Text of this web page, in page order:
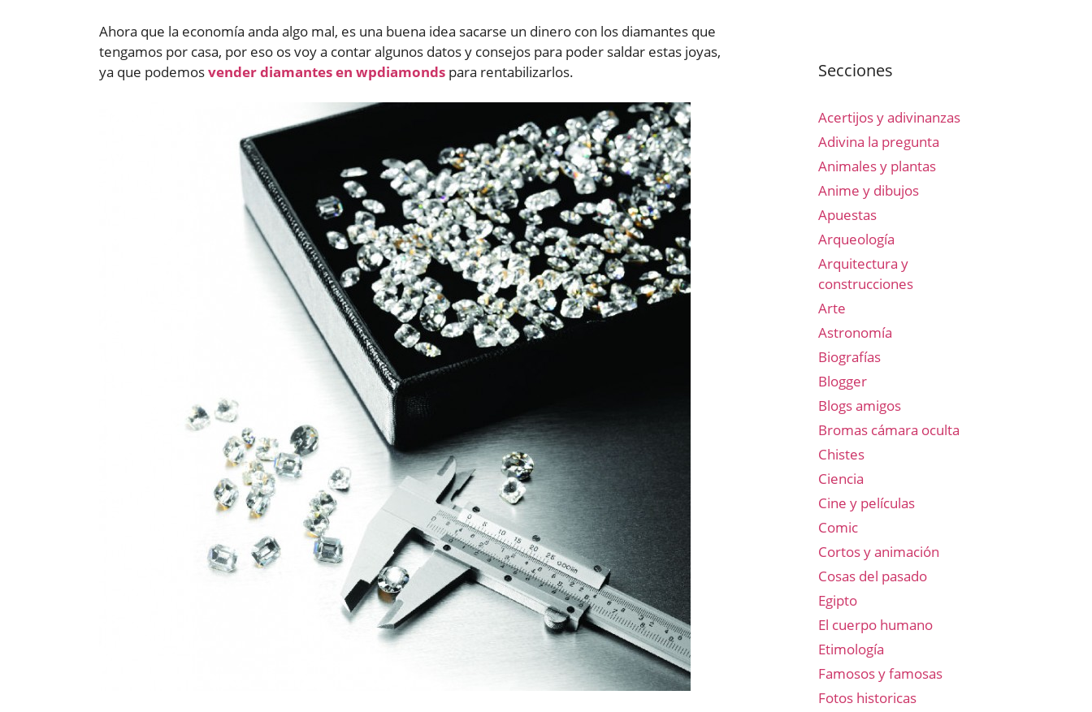
Ahora que la economía anda algo mal, es una buena idea sacarse un dinero con los diamantes que
tengamos por casa, por eso os voy a contar algunos datos y consejos para poder saldar estas joyas,
ya que podemosvender diamantes en wpdiamonds para rentabilizarlos. Secciones
Acertijos y adivinanzas
Adivina la pregunta
Animales y plantas
Anime y dibujos
Apuestas
Arqueología
Arquitectura y
construcciones
Arte
Astronomía
Biografías
Blogger
Blogs amigos
Bromas cámara oculta
Chistes
Ciencia
Cine y películas
Comic
Cortos y animación
Cosas del pasado
Egipto
El cuerpo humano
Etimología
Famosos y famosas
Fotos historicas